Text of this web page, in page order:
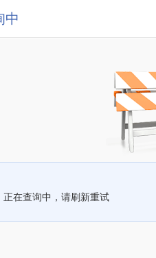
中
正在查询中，请刷新重试